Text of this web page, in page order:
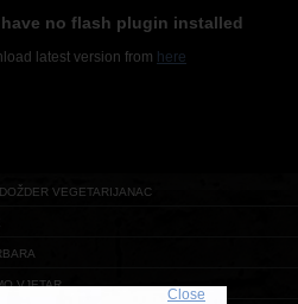
Close
have no flash plugin installed
latest version from here
VEGETARIJANAC
VJETAR